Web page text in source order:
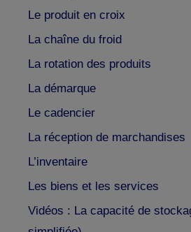
Le produit en croix
La chaîne du froid
La rotation des produits
La démarque
Le cadencier
La réception de marchandises
L’inventaire
Les biens et les services
Vidéos : La capacité de